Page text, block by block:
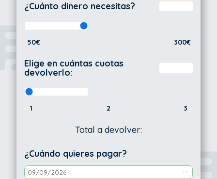
¿Cuánto dinero necesitas?
50€ 300€
Elige en cuántas cuotas
devolverlo:
1 2 3
Total a devolver:
¿Cuándo quieres pagar?